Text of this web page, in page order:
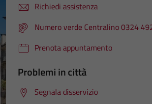
Richiedi assistenza
Numero verde Centralino 0324
Prenota appuntamento
Problemi in città
Segnala disservizio